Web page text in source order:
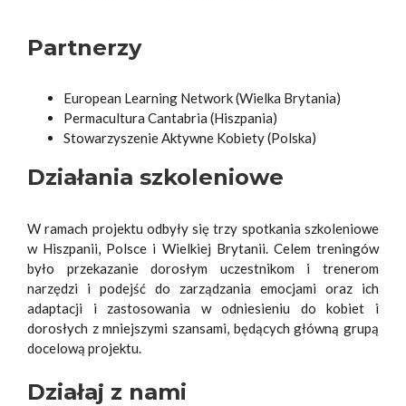
Partnerzy
European Learning Network (Wielka Brytania)
Permacultura Cantabria (Hiszpania)
Stowarzyszenie Aktywne Kobiety (Polska)
Działania szkoleniowe
W ramach projektu odbyły się trzy spotkania szkoleniowe
w Hiszpanii, Polsce i Wielkiej Brytanii. Celem treningów
było przekazanie dorosłym uczestnikom i trenerom
narzędzi i podejść do zarządzania emocjami oraz ich
adaptacji i zastosowania w odniesieniu do kobiet i
dorosłych z mniejszymi szansami, będących główną grupą
docelową projektu.
Działaj z nami